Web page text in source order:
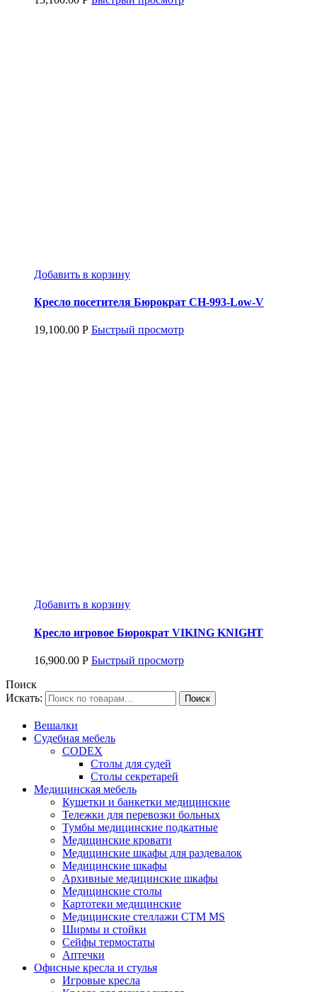
Добавить в корзину
Кресло посетителя Бюрократ CH-993-Low-V
19,100.00 Р Быстрый просмотр
Добавить в корзину
Кресло игровое Бюрократ VIKING KNIGHT
16,900.00 Р Быстрый просмотр
Поиск
Искать:
Вешалки
Судебная мебель
CODEX
Столы для судей
Столы секретарей
Медицинская мебель
Кушетки и банкетки медицинские
Тележки для перевозки больных
Тумбы медицинские подкатные
Медицинские кровати
Медицинские шкафы для раздевалок
Медицинские шкафы
Архивные медицинские шкафы
Медицинские столы
Картотеки медицинские
Медицинские стеллажи CTM MS
Ширмы и стойки
Сейфы термостаты
Аптечки
Офисные кресла и стулья
Игровые кресла